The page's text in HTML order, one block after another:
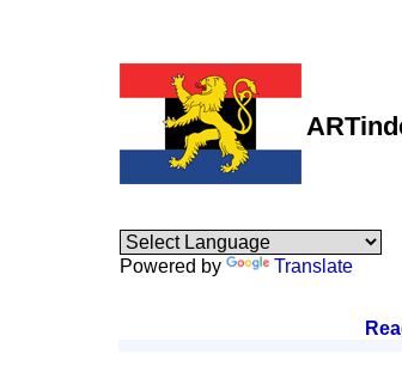
Powered by Translate